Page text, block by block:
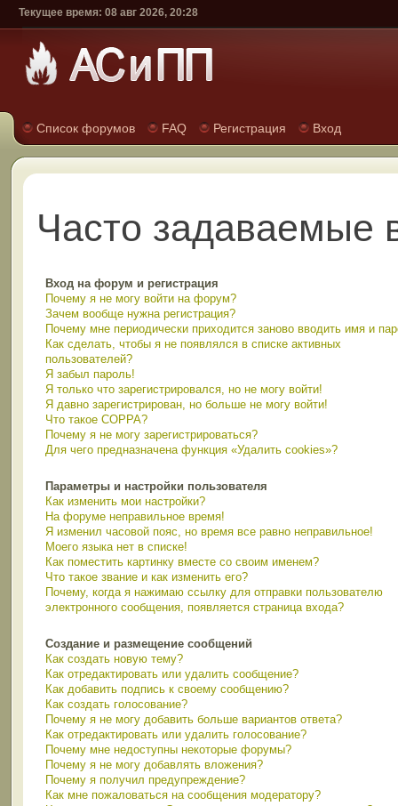
Текущее время: 08 авг 2026, 20:28
Список форумов FAQ Регистрация Вход
Часто задаваемые
Вход на форум и регистрация
Почему я не могу войти на форум?
Зачем вообще нужна регистрация?
Почему мне периодически приходится заново вводить имя и
Как сделать, чтобы я не появлялся в списке активных
пользователей?
Я забыл пароль!
Я только что зарегистрировался, но не могу войти!
Я давно зарегистрирован, но больше не могу войти!
Что такое COPPA?
Почему я не могу зарегистрироваться?
Для чего предназначена функция «Удалить cookies»?
Параметры и настройки пользователя
Как изменить мои настройки?
На форуме неправильное время!
Я изменил часовой пояс, но время все равно неправильное!
Моего языка нет в списке!
Как поместить картинку вместе со своим именем?
Что такое звание и как изменить его?
Почему, когда я нажимаю ссылку для отправки пользователю
электронного сообщения, появляется страница входа?
Создание и размещение сообщений
Как создать новую тему?
Как отредактировать или удалить сообщение?
Как добавить подпись к своему сообщению?
Как создать голосование?
Почему я не могу добавить больше вариантов ответа?
Как отредактировать или удалить голосование?
Почему мне недоступны некоторые форумы?
Почему я не могу добавлять вложения?
Почему я получил предупреждение?
Как мне пожаловаться на сообщения модератору?